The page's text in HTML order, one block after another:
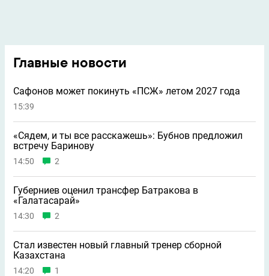
Главные новости
Сафонов может покинуть «ПСЖ» летом 2027 года
15:39
«Сядем, и ты все расскажешь»: Бубнов предложил
встречу Баринову
14:50 2
Губерниев оценил трансфер Батракова в
«Галатасарай»
14:30 2
Стал известен новый главный тренер сборной
Казахстана
14:20 1